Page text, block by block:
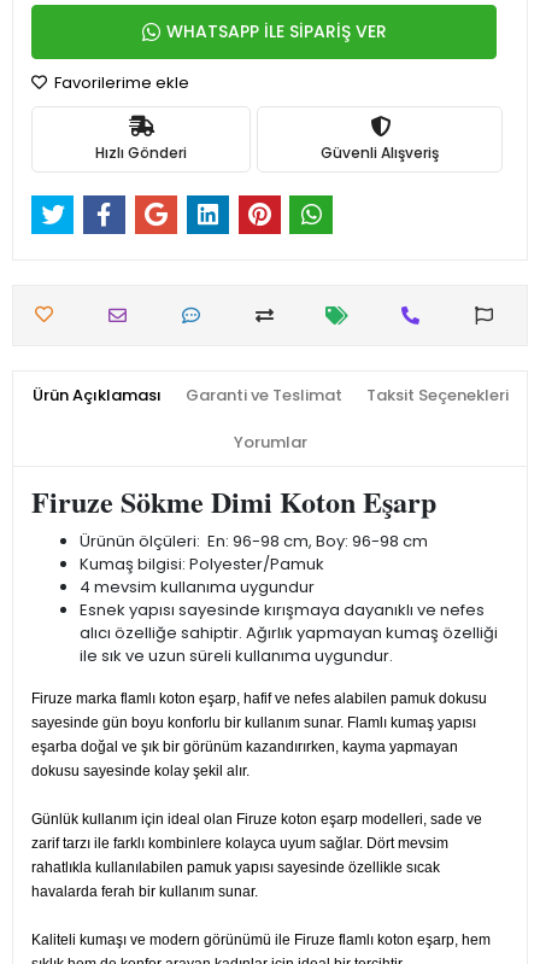
WHATSAPP İLE SİPARİŞ VER
Favorilerime ekle
Hızlı Gönderi Güvenli Alışveriş
Ürün Açıklaması Garanti ve Teslimat Taksit Seçenekleri
Yorumlar
Firuze Sökme Dimi Koton Eşarp
Ürünün ölçüleri: En: 96-98 cm, Boy: 96-98 cm
Kumaş bilgisi: Polyester/Pamuk
4 mevsim kullanıma uygundur
Esnek yapısı sayesinde kırışmaya dayanıklı ve nefes
alıcı özelliğe sahiptir. Ağırlık yapmayan kumaş özelliği
ile sık ve uzun süreli kullanıma uygundur.
Firuze marka flamlı koton eşarp, hafif ve nefes alabilen pamuk dokusu
sayesinde gün boyu konforlu bir kullanım sunar. Flamlı kumaş yapısı
eşarba doğal ve şık bir görünüm kazandırırken, kayma yapmayan
dokusu sayesinde kolay şekil alır.
Günlük kullanım için ideal olan Firuze koton eşarp modelleri, sade ve
zarif tarzı ile farklı kombinlere kolayca uyum sağlar. Dört mevsim
rahatlıkla kullanılabilen pamuk yapısı sayesinde özellikle sıcak
havalarda ferah bir kullanım sunar.
Kaliteli kumaşı ve modern görünümü ile Firuze flamlı koton eşarp, hem